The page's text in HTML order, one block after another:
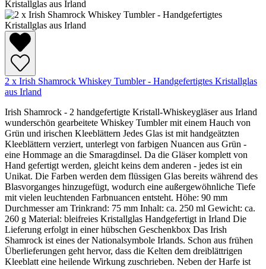
2 x Irish Shamrock Whiskey Tumbler - Handgefertigtes Kristallglas
aus Irland
Irish Shamrock - 2 handgefertigte Kristall-Whiskeygläser aus Irland
wunderschön gearbeitete Whiskey Tumbler mit einem Hauch von
Grün und irischen Kleeblättern Jedes Glas ist mit handgeätzten
Kleeblättern verziert, unterlegt von farbigen Nuancen aus Grün -
eine Hommage an die Smaragdinsel. Da die Gläser komplett von
Hand gefertigt werden, gleicht keins dem anderen - jedes ist ein
Unikat. Die Farben werden dem flüssigen Glas bereits während des
Blasvorganges hinzugefügt, wodurch eine außergewöhnliche Tiefe
mit vielen leuchtenden Farbnuancen entsteht. Höhe: 90 mm
Durchmesser am Trinkrand: 75 mm Inhalt: ca. 250 ml Gewicht: ca.
260 g Material: bleifreies Kristallglas Handgefertigt in Irland Die
Lieferung erfolgt in einer hübschen Geschenkbox Das Irish
Shamrock ist eines der Nationalsymbole Irlands. Schon aus frühen
Überlieferungen geht hervor, dass die Kelten dem dreiblättrigen
Kleeblatt eine heilende Wirkung zuschrieben. Neben der Harfe ist